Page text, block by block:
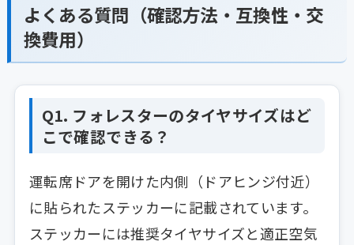
よくある質問（確認方法・互換性・交
換費用）
Q1. フォレスターのタイヤサイズはど
こで確認できる？
運転席ドアを開けた内側（ドアヒンジ付近）
に貼られたステッカーに記載されています。
ステッカーには推奨タイヤサイズと適正空気